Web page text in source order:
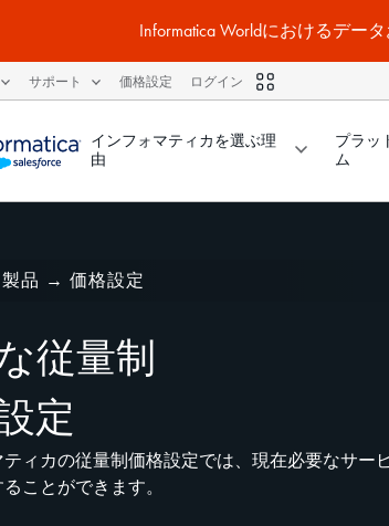
Informatica Worldにおけるデー
インフォマティカを選ぶ理
由
プラッ
ム
サポート 価格設定 ログイン
製品 → 価格設定
従量制
定
ィカの従量制価格設定では、現在必要なサー
ことができます。